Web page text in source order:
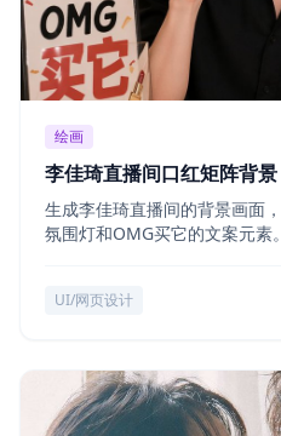
绘画
李佳琦直播间口红矩阵背景
生成李佳琦直播间的背景画面
氛围灯和OMG买它的文案元素。
UI/网页设计